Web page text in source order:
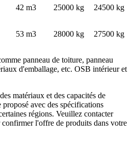
42 m3 25000 kg 24500 kg
53 m3 28000 kg 27500 kg
panneau de toiture, panneau
d'emballage, etc. OSB intérieur et
matériaux et des capacités de
avec des spécifications
régions. Veuillez contacter
l'offre de produits dans votre